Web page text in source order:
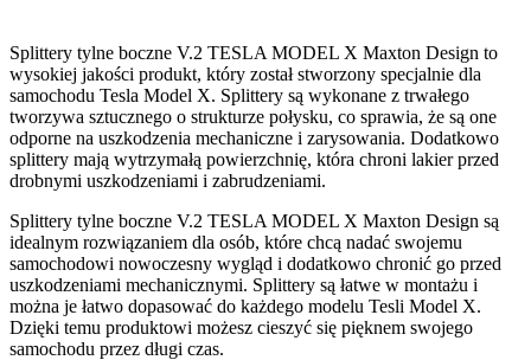
Splittery tylne boczne V.2 TESLA MODEL X Maxton Design to
wysokiej jakości produkt, który został stworzony specjalnie dla
samochodu Tesla Model X. Splittery są wykonane z trwałego
tworzywa sztucznego o strukturze połysku, co sprawia, że są one
odporne na uszkodzenia mechaniczne i zarysowania. Dodatkowo
splittery mają wytrzymałą powierzchnię, która chroni lakier przed
drobnymi uszkodzeniami i zabrudzeniami.
Splittery tylne boczne V.2 TESLA MODEL X Maxton Design są
idealnym rozwiązaniem dla osób, które chcą nadać swojemu
samochodowi nowoczesny wygląd i dodatkowo chronić go przed
uszkodzeniami mechanicznymi. Splittery są łatwe w montażu i
można je łatwo dopasować do każdego modelu Tesli Model X.
Dzięki temu produktowi możesz cieszyć się pięknem swojego
samochodu przez długi czas.